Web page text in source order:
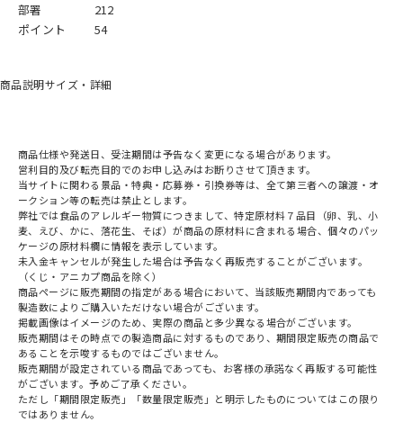
部署
212
ポイント
54
商品説明サイズ・詳細
商品仕様や発送日、受注期間は予告なく変更になる場合があります。
営利目的及び転売目的でのお申し込みはお断りさせて頂きます。
当サイトに関わる景品・特典・応募券・引換券等は、全て第三者への譲渡・オ
ークション等の転売は禁止とします。
弊社では食品のアレルギー物質につきまして、特定原材料７品目（卵、乳、小
麦、えび、かに、落花生、そば）が商品の原材料に含まれる場合、個々のパッ
ケージの原材料欄に情報を表示しています。
未入金キャンセルが発生した場合は予告なく再販売することがございます。
（くじ・アニカプ商品を除く）
商品ページに販売期間の指定がある場合において、当該販売期間内であっても
製造数によりご購入いただけない場合がございます。
掲載画像はイメージのため、実際の商品と多少異なる場合がございます。
販売期間はその時点での製造商品に対するものであり、期間限定販売の商品で
あることを示唆するものではございません。
販売期間が設定されている商品であっても、お客様の承諾なく再販する可能性
がございます。予めご了承ください。
ただし「期間限定販売」「数量限定販売」と明示したものについてはこの限り
ではありません。